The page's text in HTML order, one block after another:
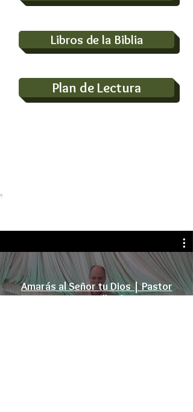
Libros de la Biblia
Plan de Lectura
Amarás al Señor tu Dios | Pastor
Larry Allred